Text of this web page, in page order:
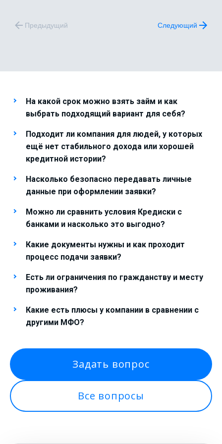
Предыдущий Следующий
На какой срок можно взять займ и как
выбрать подходящий вариант для себя?
Подходит ли компания для людей, у которых
ещё нет стабильного дохода или хорошей
кредитной истории?
Насколько безопасно передавать личные
данные при оформлении заявки?
Можно ли сравнить условия Кредиски с
банками и насколько это выгодно?
Какие документы нужны и как проходит
процесс подачи заявки?
Есть ли ограничения по гражданству и месту
проживания?
Какие есть плюсы у компании в сравнении с
другими МФО?
Задать вопрос
Все вопросы